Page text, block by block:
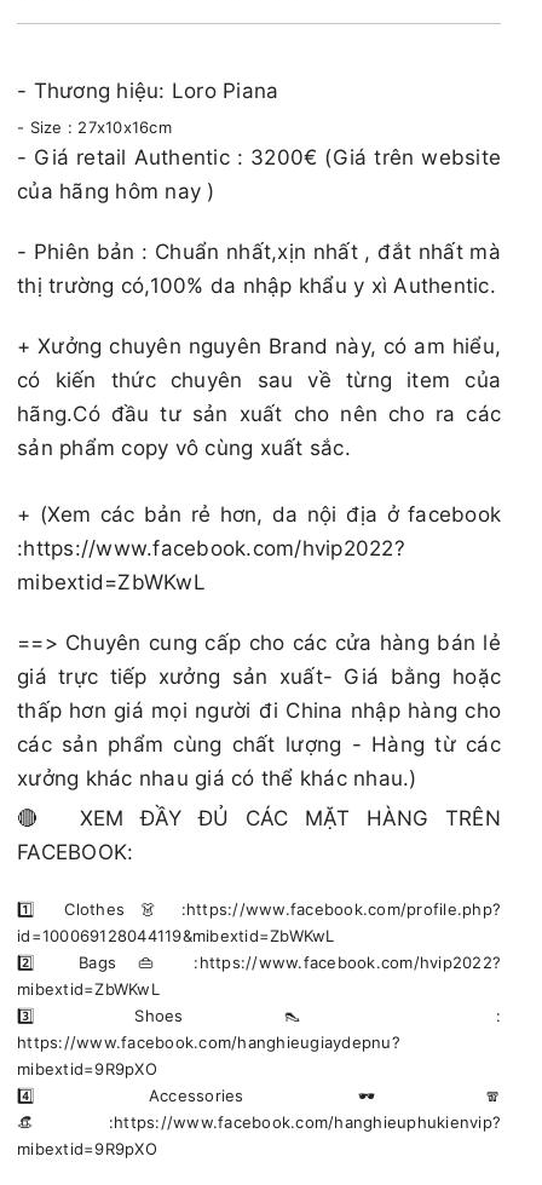
- Thương hiệu: Loro Piana
- Size : 27x10x16cm
​​- Giá retail Authentic : 3200€ (Giá trên website
của hãng hôm nay )​​​
- Phiên bản : Chuẩn nhất,xịn nhất , đắt nhất mà
thị trường có,100% da nhập khẩu y xì Authentic.
+ Xưởng chuyên nguyên Brand này, có am hiểu,
có kiến thức chuyên sau về từng item của
hãng.Có đầu tư sản xuất cho nên cho ra các
sản phẩm copy vô cùng xuất sắc.
+ (Xem các bản rẻ hơn, da nội địa ở facebook
:https://www.facebook.com/hvip2022?
mibextid=ZbWKwL
==> Chuyên cung cấp cho các cửa hàng bán lẻ
giá trực tiếp xưởng sản xuất- Giá bằng hoặc
thấp hơn giá mọi người đi China nhập hàng cho
các sản phẩm cùng chất lượng - Hàng từ các
xưởng khác nhau giá có thể khác nhau.)
🔴 XEM ĐẦY ĐỦ CÁC MẶT HÀNG TRÊN
FACEBOOK:
1️⃣ Clothes 👗 :https://www.facebook.com/profile.php?
id=100069128044119&mibextid=ZbWKwL
2️⃣ Bags 👜 :https://www.facebook.com/hvip2022?
mibextid=ZbWKwL
3️⃣ Shoes 👠 :
https://www.facebook.com/hanghieugiaydepnu?
mibextid=9R9pXO
4️⃣ Accessories 🕶🧣
👒:https://www.facebook.com/hanghieuphukienvip?
mibextid=9R9pXO